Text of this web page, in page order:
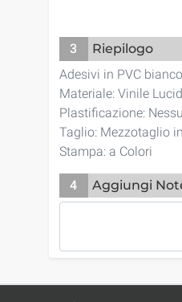
3
Riepilogo
Adesivi in PVC
Materiale: Vinile
Plastificazione:
Taglio: Mezzotaglio
Stampa: a Colori
4 Aggiungi